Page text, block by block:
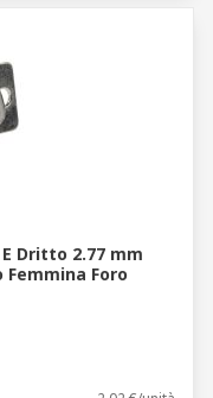
E Dritto 2.77 mm
Foro